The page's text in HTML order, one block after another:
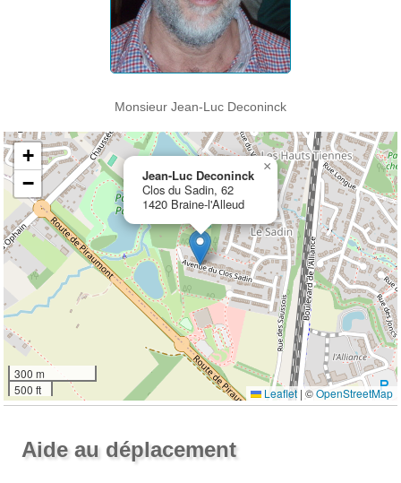
Monsieur Jean-Luc Deconinck
Jean-Luc Deconinck
Clos du Sadin, 62
1420 Braine-l'Alleud
×
+
−
300 m
500 ft
Leaflet |©OpenStreetMap
Aide au déplacement